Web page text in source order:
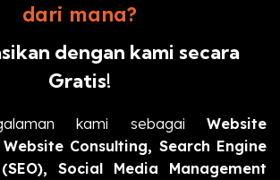
dari mana?
dengan kami secara
Gratis!
kami sebagai Website
Consulting, Search Engine
Social Media Management